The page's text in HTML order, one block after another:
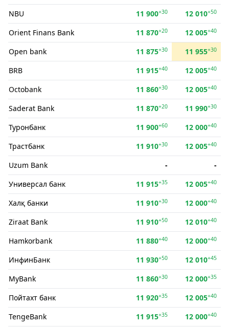
NBU
11 900+30 12 010+50
Orient Finans Bank 11 870+20 12 005+40
Open bank 11 875+30 11 955+30
BRB 11 915+40 12 005+40
Octobank 11 860+30 12 005+40
Saderat Bank 11 870+20 11 990+30
Туронбанк 11 900+60 12 000+40
Трастбанк 11 910+30 12 005+40
Uzum Bank -
-
Универсал банк
11 915+35 12 005+40
Халқ банки 11 910+30 12 000+40
Ziraat Bank 11 910+50 12 010+40
Hamkorbank 11 880+40 12 000+40
ИнфинБанк 11 930+50 12 010+45
MyBank 11 860+30 12 000+35
Пойтахт банк 11 920+35 12 005+40
TengeBank 11 915+35 12 000+40